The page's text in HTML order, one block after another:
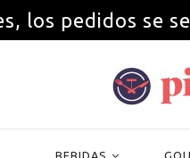
los pedidos se